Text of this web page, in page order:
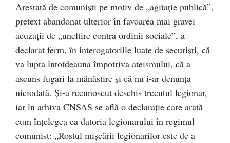
Arestată de comunişti pe motiv de „agitaţie publică”,
pretext abandonat ulterior în favoarea mai gravei
acuzaţii de „uneltire contra ordinii sociale”, a
declarat ferm, în interogatoriile luate de securişti, că
va lupta întotdeauna împotriva ateismului, că a
ascuns fugari la mănăstire şi că nu i-ar denunţa
niciodată. Şi-a recunoscut deschis trecutul legionar,
iar în arhiva CNSAS se află o declaraţie care arată
cum înţelegea ea datoria legionarului în regimul
comunist: „Rostul mişcării legionarilor este de a